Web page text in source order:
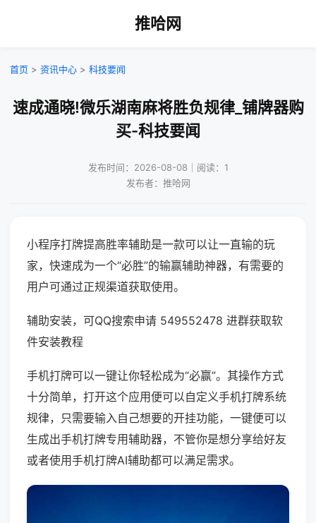
推哈网
首页 > 资讯中心 > 科技要闻
速成通晓!微乐湖南麻将胜负规律_铺牌器购
买-科技要闻
发布时间：2026-08-08｜阅读：1
发布者：推哈网
小程序打牌提高胜率辅助是一款可以让一直输的玩
家，快速成为一个“必胜”的输赢辅助神器，有需要的
用户可通过正规渠道获取使用。
辅助安装，可QQ搜索申请 549552478 进群获取软
件安装教程
手机打牌可以一键让你轻松成为“必赢”。其操作方式
十分简单，打开这个应用便可以自定义手机打牌系统
规律，只需要输入自己想要的开挂功能，一键便可以
生成出手机打牌专用辅助器，不管你是想分享给好友
或者使用手机打牌AI辅助都可以满足需求。